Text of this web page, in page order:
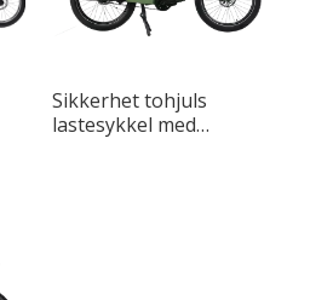
Sikkerhet tohjuls
lastesykkel med